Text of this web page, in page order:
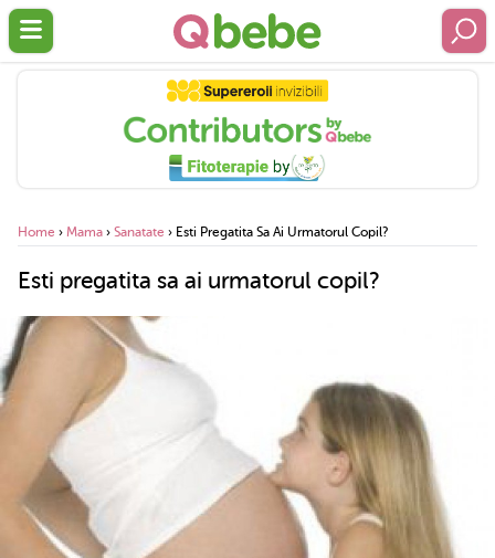
Home › Mama › Sanatate › Esti Pregatita Sa Ai Urmatorul Copil?
Esti pregatita sa ai urmatorul copil?